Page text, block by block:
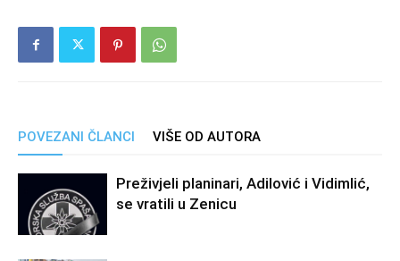
POVEZANI ČLANCI VIŠE OD AUTORA
Preživjeli planinari, Adilović i Vidimlić,
se vratili u Zenicu